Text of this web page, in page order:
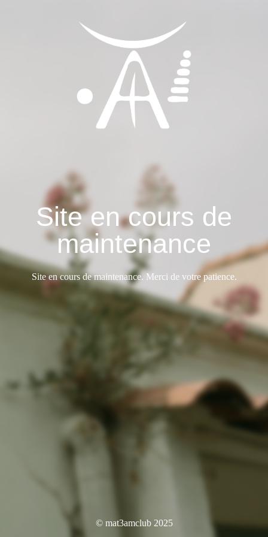
Site en cours de
maintenance
Site en cours de maintenance. Merci de votre patience.
© mat3amclub 2025